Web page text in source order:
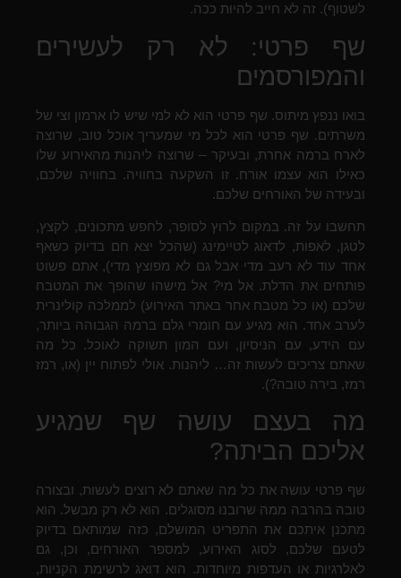
לשטוף). זה לא חייב להיות ככה.
שף פרטי: לא רק לעשירים
והמפורסמים
בואו ננפץ מיתוס. שף פרטי הוא לא למי שיש לו ארמון וצי של
משרתים. שף פרטי הוא לכל מי שמעריך אוכל טוב, שרוצה
לארח ברמה אחרת, ובעיקר – שרוצה ליהנות מהאירוע שלו
כאילו הוא עצמו אורח. זו השקעה בחוויה. בחוויה שלכם,
ובעידה של האורחים שלכם.
תחשבו על זה. במקום לרוץ לסופר, לחפש מתכונים, לקצץ,
לטגן, לאפות, לדאוג לטיימינג (שהכל יצא חם בדיוק כשאף
אחד עוד לא רעב מדי אבל גם לא מפוצץ מדי), אתם פשוט
פותחים את הדלת. אל מי? אל מישהו שהופך את המטבח
שלכם (או כל מטבח אחר באתר האירוע) לממלכה קולינרית
לערב אחד. הוא מגיע עם חומרי גלם ברמה הגבוהה ביותר,
עם הידע, עם הניסיון, ועם המון תשוקה לאוכל. כל מה
שאתם צריכים לעשות זה… ליהנות. אולי לפתוח יין (או, רמז
רמז, בירה טובה?).
מה בעצם עושה שף שמגיע
אליכם הביתה?
שף פרטי עושה את כל מה שאתם לא רוצים לעשות, ובצורה
טובה בהרבה ממה שרובנו מסוגלים. הוא לא רק מבשל. הוא
מתכנן איתכם את התפריט המושלם, כזה שמותאם בדיוק
לטעם שלכם, לסוג האירוע, למספר האורחים, וכן, גם
לאלרגיות או העדפות מיוחדות. הוא דואג לרשימת הקניות,